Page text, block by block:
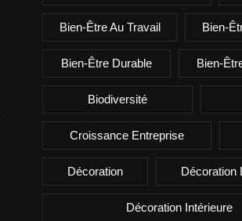
Bien-Être Au Travail Bien-
Bien-Être Durable Bien-
Biodiversité
Croissance Entreprise
Décoration Décoration
Décoration Intérieure